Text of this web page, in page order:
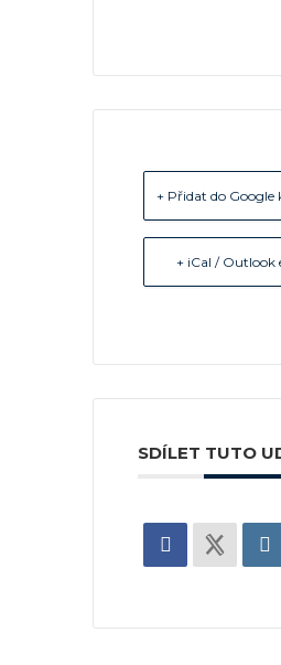
+ Přidat do Google
+ iCal / Outlook
SDÍLET TUTO